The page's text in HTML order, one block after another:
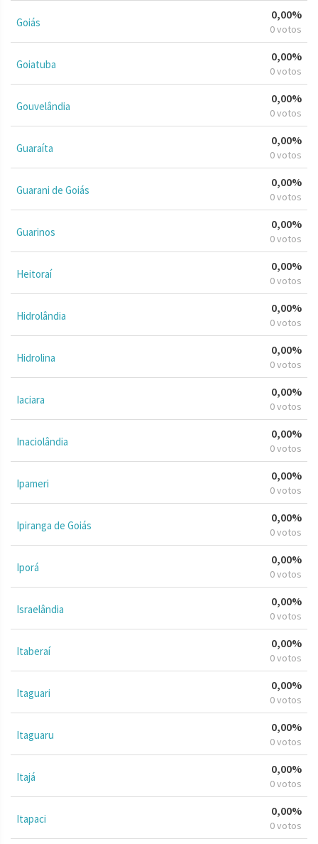
Goiás
0,00%
0 votos
Goiatuba
0,00%
0 votos
Gouvelândia
0,00%
0 votos
Guaraíta
0,00%
0 votos
Guarani de Goiás
0,00%
0 votos
Guarinos
0,00%
0 votos
Heitoraí
0,00%
0 votos
Hidrolândia
0,00%
0 votos
Hidrolina
0,00%
0 votos
Iaciara
0,00%
0 votos
Inaciolândia
0,00%
0 votos
Ipameri
0,00%
0 votos
Ipiranga de Goiás
0,00%
0 votos
Iporá
0,00%
0 votos
Israelândia
0,00%
0 votos
Itaberaí
0,00%
0 votos
Itaguari
0,00%
0 votos
Itaguaru
0,00%
0 votos
Itajá
0,00%
0 votos
Itapaci
0,00%
0 votos